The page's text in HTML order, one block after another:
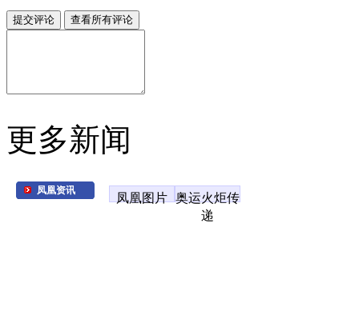
更多新闻
凤凰资讯
凤凰图片 奥运火炬传
递